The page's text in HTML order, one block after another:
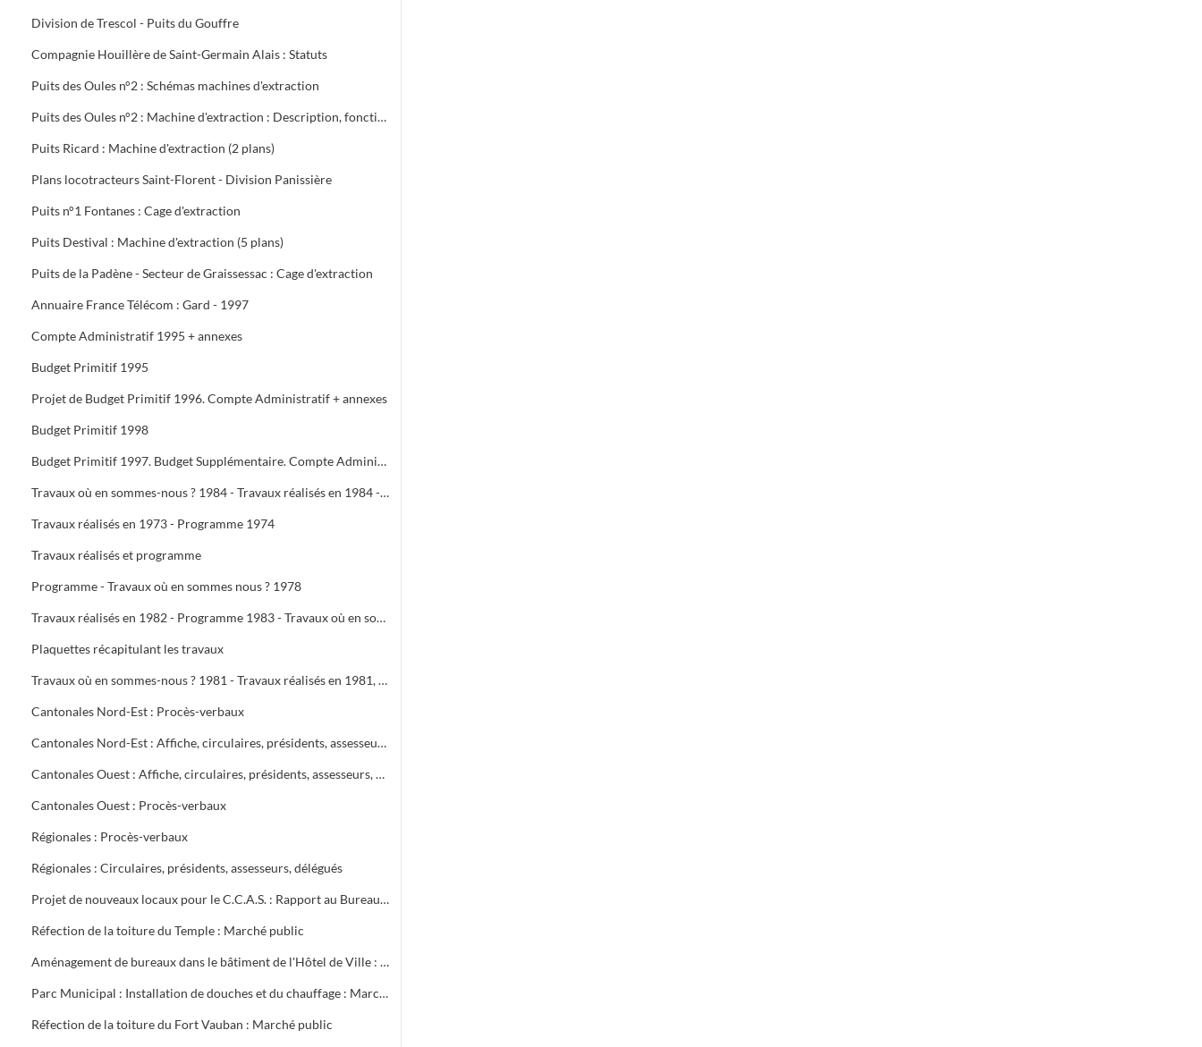
Division de Trescol - Puits du Gouffre
Compagnie Houillère de Saint-Germain Alais : Statuts
Puits des Oules n°2 : Schémas machines d'extraction
Puits des Oules n°2 : Machine d'extraction : Description, fonctionnement, conduite et entretien : 3 documents
Puits Ricard : Machine d'extraction (2 plans)
Plans locotracteurs Saint-Florent - Division Panissière
Puits n°1 Fontanes : Cage d'extraction
Puits Destival : Machine d'extraction (5 plans)
Puits de la Padène - Secteur de Graissessac : Cage d'extraction
Annuaire France Télécom : Gard - 1997
Compte Administratif 1995 + annexes
Budget Primitif 1995
Projet de Budget Primitif 1996. Compte Administratif + annexes
Budget Primitif 1998
Budget Primitif 1997. Budget Supplémentaire. Compte Administratif + annexes
Travaux où en sommes-nous ? 1984 - Travaux réalisés en 1984 - Programme 1985 - Travaux 1987
Travaux réalisés en 1973 - Programme 1974
Travaux réalisés et programme
Programme - Travaux où en sommes nous ? 1978
Travaux réalisés en 1982 - Programme 1983 - Travaux où en sommes-nous ? 1983 - Travaux réalisés en 1983 - Programme 1984
Plaquettes récapitulant les travaux
Travaux où en sommes-nous ? 1981 - Travaux réalisés en 1981, programme 1982 - Travaux où en sommes-nous ? 1982
Cantonales Nord-Est : Procès-verbaux
Cantonales Nord-Est : Affiche, circulaires, présidents, assesseurs, délégués
Cantonales Ouest : Affiche, circulaires, présidents, assesseurs, délégués
Cantonales Ouest : Procès-verbaux
Régionales : Procès-verbaux
Régionales : Circulaires, présidents, assesseurs, délégués
Projet de nouveaux locaux pour le C.C.A.S. : Rapport au Bureau Municipal
Réfection de la toiture du Temple : Marché public
Aménagement de bureaux dans le bâtiment de l'Hôtel de Ville : Marché public
Parc Municipal : Installation de douches et du chauffage : Marché public
Réfection de la toiture du Fort Vauban : Marché public